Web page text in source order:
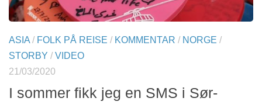
ASIA / FOLK PÅ REISE / KOMMENTAR / NORGE /
STORBY / VIDEO
21/03/2020
I sommer fikk jeg en SMS i Sør-